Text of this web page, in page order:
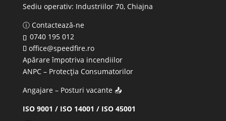
Sediu operativ: Industriilor 70, Chiajna
ⓘ Contactează-ne
0740 195 012
office@speedfire.ro
Apărare împotriva incendiilor
ANPC– Protecția Consumatorilor
Angajare – Posturi vacante📤
ISO 9001 / ISO 14001 / ISO 45001